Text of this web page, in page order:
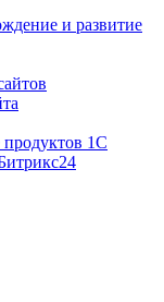
и развитие
1С